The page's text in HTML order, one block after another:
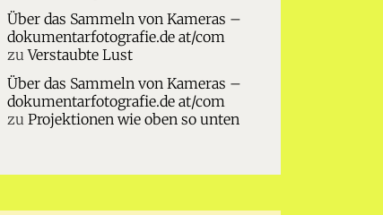
Über das Sammeln von Kameras –
dokumentarfotografie.de at/com
zuVerstaubte Lust
Über das Sammeln von Kameras –
dokumentarfotografie.de at/com
zu Projektionen wie oben so unten